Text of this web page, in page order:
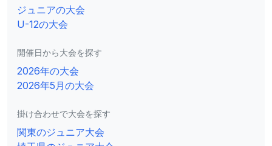
ジュニアの大会
U-12の大会
開催日から大会を探す
2026年の大会
2026年5月の大会
掛け合わせで大会を探す
関東のジュニア大会